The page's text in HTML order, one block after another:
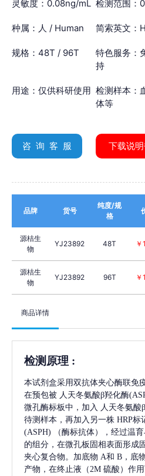
灵敏度：0.08ng/mL 检测范围：
种属：人 / Human 简索英文：
规格：48T / 96T
特色服务：
持
用途：仅供科研使用 检测样本：
体等
咨 询 客 服 下载说
品牌 货号
纯度/规
格
源桔生
物
YJ23892 48T
源桔生
物
YJ23892 96T
商品详情
检测原理 :
本试剂盒采用双抗体夹心酶联免
在预包被 人天冬氨酸β羟化酶
微孔酶标板中，加入
人天冬氨酸
待测样本，再加入另一株 HRP标
(ASPH)
（酶标抗体），经过温
的组分，在微孔板固相表面形成
夹心复合物。加底物 A和 B，底
产物，在终止液（2M 硫酸）作